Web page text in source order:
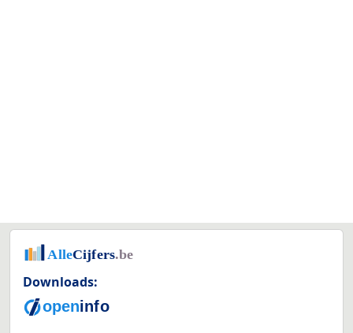
Downloads: